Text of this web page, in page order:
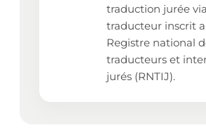
traduction jurée
traducteur inscrit
Registre national
traducteurs et
jurés (RNTIJ).